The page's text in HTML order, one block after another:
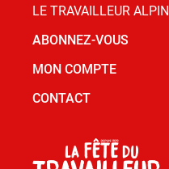
LE TRAVAILLEUR ALPIN
ABONNEZ-VOUS
MON COMPTE
CONTACT